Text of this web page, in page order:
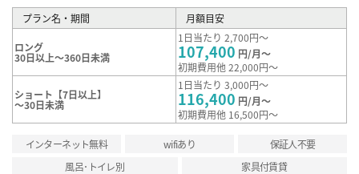
プラン名・期間 月額目安
ロング
30日以上～360日未満
1日当たり 2,700円～
107,400 円/月～
初期費用他 22,000円～
ショート【7日以上】
～30日未満
1日当たり 3,000円～
116,400 円/月～
初期費用他 16,500円～
インターネット無料 wifiあり
保証人不要
風呂･トイレ別
家具付賃貸